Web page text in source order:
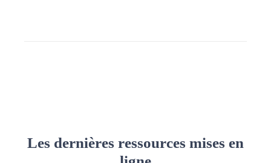
Les dernières ressources mises en